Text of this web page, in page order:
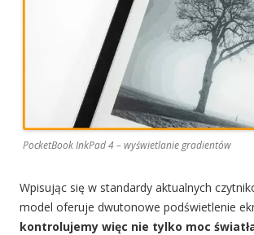
PocketBook InkPad 4 – wyświetlanie gradientów
Wpisując się w standardy aktualnych
model oferuje dwutonowe podświetlenie
kontrolujemy więc nie tylko moc